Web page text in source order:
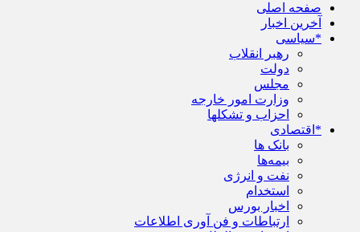
صفحه اصلی
آخرین اخبار
*سیاسی
رهبر انقلاب
دولت
مجلس
وزارت امور خارجه
احزاب و تشکلها
*اقتصادی
بانک ها
بیمه‌ها
نفت و انرژی
استخدام
اخبار بورس
ارتباطات و فن آوری اطلاعات